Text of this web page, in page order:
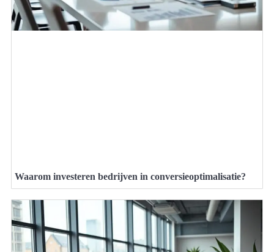
Waarom investeren bedrijven in conversieoptimalisatie?